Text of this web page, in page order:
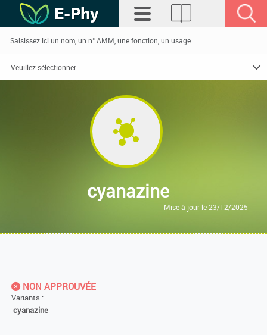
cyanazine
Mise à jour le 23/12/2025
NON APPROUVÉE
Variants :
cyanazine